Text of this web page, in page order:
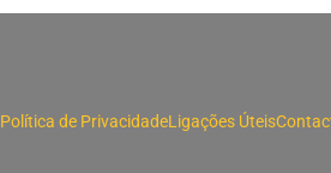
Política de PrivacidadeLigações Úteis